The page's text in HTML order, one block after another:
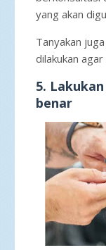
yang akan
Tanyakan
dilakukan
5.
benar